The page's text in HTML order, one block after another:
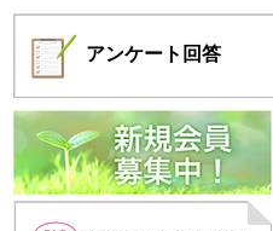
アンケート 回答